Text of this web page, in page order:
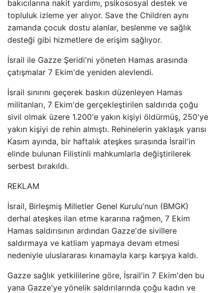
bakıcılarına nakit yardımı, psikososyal destek ve
topluluk izleme yer alıyor. Save the Children aynı
zamanda çocuk dostu alanlar, beslenme ve sağlık
desteği gibi hizmetlere de erişim sağlıyor.
İsrail ile Gazze Şeridi'ni yöneten Hamas arasında
çatışmalar 7 Ekim'de yeniden alevlendi.
İsrail sınırını geçerek baskın düzenleyen Hamas
militanları, 7 Ekim'de gerçekleştirilen saldırıda çoğu
sivil olmak üzere 1.200'e yakın kişiyi öldürmüş, 250'ye
yakın kişiyi de rehin almıştı. Rehinelerin yaklaşık yarısı
Kasım ayında, bir haftalık ateşkes sırasında İsrail'in
elinde bulunan Filistinli mahkumlarla değiştirilerek
serbest bırakıldı.
REKLAM
İsrail, Birleşmiş Milletler Genel Kurulu'nun (BMGK)
derhal ateşkes ilan etme kararına rağmen, 7 Ekim
Hamas saldırısının ardından Gazze'de sivillere
saldırmaya ve katliam yapmaya devam etmesi
nedeniyle uluslararası kınamayla karşı karşıya kaldı.
Gazze sağlık yetkililerine göre, İsrail'in 7 Ekim'den bu
yana Gazze'ye yönelik saldırılarında çoğu kadın ve